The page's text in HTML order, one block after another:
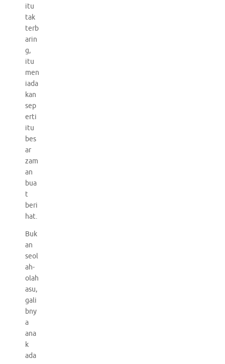
itu
tak
terb
arin
g,
itu
men
iada
kan
sep
erti
itu
bes
ar
zam
an
bua
t
beri
hat.
Buk
an
seol
ah-
olah
asu,
gali
bny
a
ana
k
ada